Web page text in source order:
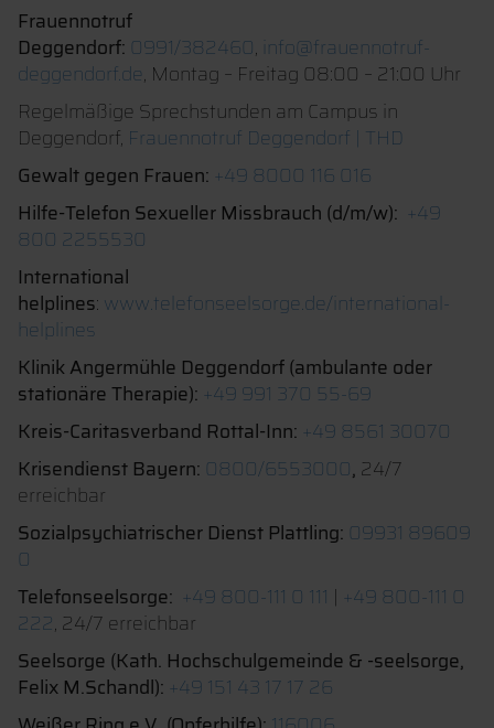
Frauennotruf
Deggendorf: 0991/382460, info@frauennotruf-
deggendorf.de, Montag – Freitag 08:00 – 21:00 Uhr
Regelmäßige Sprechstunden am Campus in
Deggendorf, Frauennotruf Deggendorf | THD
Gewalt gegen Frauen: +49 8000 116 016
Hilfe-Telefon Sexueller Missbrauch (d/m/w): +49
800 2255530
International
helplines: www.telefonseelsorge.de/international-
helplines
Klinik Angermühle Deggendorf (ambulante oder
stationäre Therapie): +49 991 370 55-69
Kreis-Caritasverband Rottal-Inn: +49 8561 30070
Krisendienst Bayern: 0800/6553000, 24/7
erreichbar
Sozialpsychiatrischer Dienst Plattling: 09931 89609
0
Telefonseelsorge: +49 800-111 0 111 | +49 800-111 0
222, 24/7 erreichbar
Seelsorge (Kath. Hochschulgemeinde & -seelsorge,
Felix M.Schandl): +49 151 43 17 17 26